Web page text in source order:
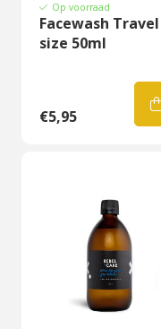
Op voorraad
Facewash Travel
size 50ml
€5,95